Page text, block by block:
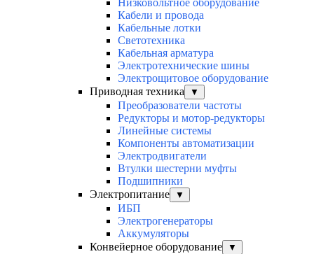
Низковольтное оборудование
Кабели и провода
Кабельные лотки
Светотехника
Кабельная арматура
Электротехнические шины
Электрощитовое оборудование
Приводная техника
▼
Преобразователи частоты
Редукторы и мотор-редукторы
Линейные системы
Компоненты автоматизации
Электродвигатели
Втулки шестерни муфты
Подшипники
Электропитание
▼
ИБП
Электрогенераторы
Аккумуляторы
Конвейерное оборудование
▼